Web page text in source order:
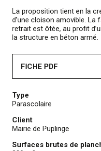
La proposition tient en la
d’une cloison amovible. La
retrait est ôtée, au profit
la structure en béton armé.
FICHE PDF
Type
Parascolaire
Client
Mairie de Puplinge
Surfaces brutes de